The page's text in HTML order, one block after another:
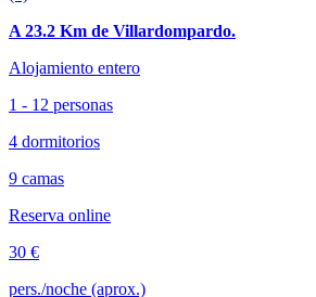
A 23.2 Km de Villardompardo.
Alojamiento entero
1 - 12 personas
4 dormitorios
9 camas
Reserva online
30 €
pers./noche (aprox.)